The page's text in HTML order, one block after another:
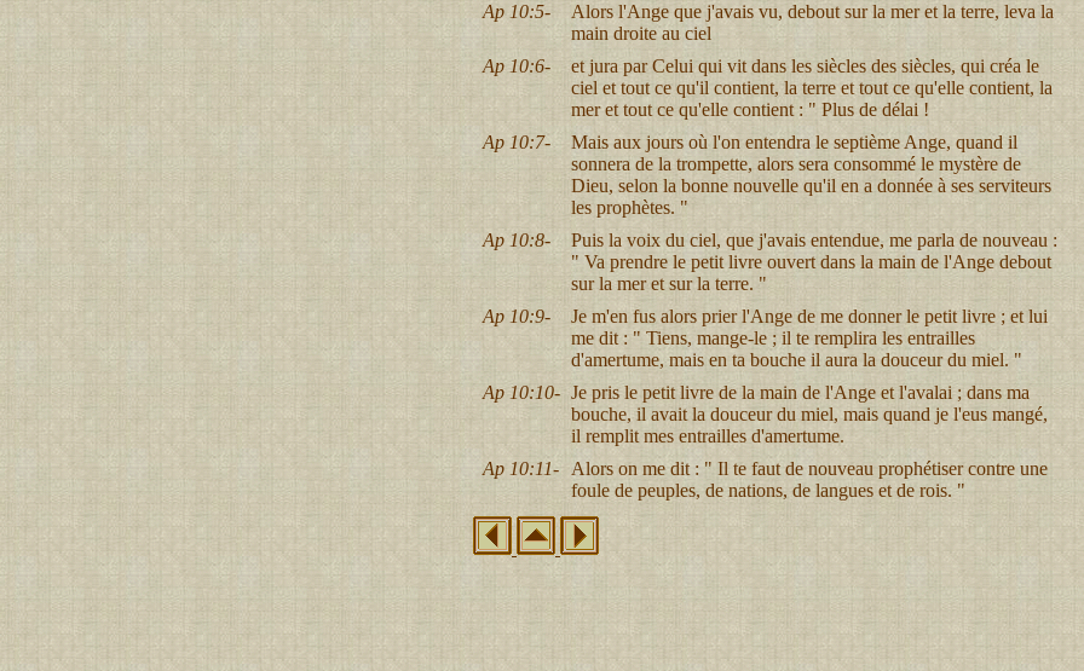
Ap 10:5-
Alors l'Ange que j'avais vu, debout sur la mer et la terre, leva la
main droite au ciel
Ap 10:6-
et jura par Celui qui vit dans les siècles des siècles, qui créa le
ciel et tout ce qu'il contient, la terre et tout ce qu'elle contient, la
mer et tout ce qu'elle contient : " Plus de délai !
Ap 10:7-
Mais aux jours où l'on entendra le septième Ange, quand il
sonnera de la trompette, alors sera consommé le mystère de
Dieu, selon la bonne nouvelle qu'il en a donnée à ses serviteurs
les prophètes. "
Ap 10:8-
Puis la voix du ciel, que j'avais entendue, me parla de nouveau :
" Va prendre le petit livre ouvert dans la main de l'Ange debout
sur la mer et sur la terre. "
Ap 10:9-
Je m'en fus alors prier l'Ange de me donner le petit livre ; et lui
me dit : " Tiens, mange-le ; il te remplira les entrailles
d'amertume, mais en ta bouche il aura la douceur du miel. "
Ap 10:10- Je pris le petit livre de la main de l'Ange et l'avalai ; dans ma
bouche, il avait la douceur du miel, mais quand je l'eus mangé,
il remplit mes entrailles d'amertume.
Ap 10:11-
Alors on me dit : " Il te faut de nouveau prophétiser contre une
foule de peuples, de nations, de langues et de rois. "